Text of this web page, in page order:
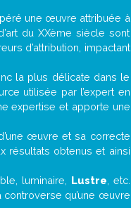
une œuvre attribuée à
du XXème siècle sont
d’attribution, impactant
la plus délicate dans le
utilisée par l’expert en
expertise et apporte une
œuvre et sa correcte
résultats obtenus et ainsi
luminaire, Lustre , etc.
qu’une œuvre